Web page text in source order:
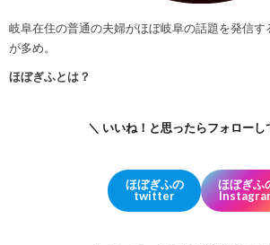
岐阜在住の普通の夫婦がほぼ岐阜の話題を発信す
が多め。
ほぼぎふとは？
＼ いいね！と思ったらフォローし
ほぼぎふの
twitter
ほぼぎふ